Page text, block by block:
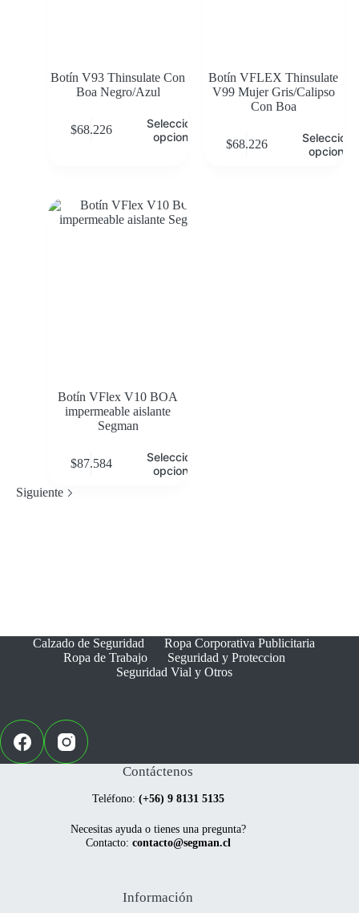
Botín V93 Thinsulate Con
Boa Negro/Azul
$68.226
Seleccionar
opciones
Botín VFLEX Thinsulate
V99 Mujer Gris/Calipso
Con Boa
$68.226
opciones
Botín VFlex V10 BOA
impermeable aislante
Segman
$87.584
Seleccionar
opciones
Siguiente
Calzado de Seguridad
Ropa Corporativa Publicitaria
Ropa de Trabajo
Seguridad y Proteccion
Seguridad Vial y Otros
Contáctenos
Teléfono: (+56) 9 8131 5135
Necesitas ayuda o tienes una pregunta?
Contacto: contacto@segman.cl
Información